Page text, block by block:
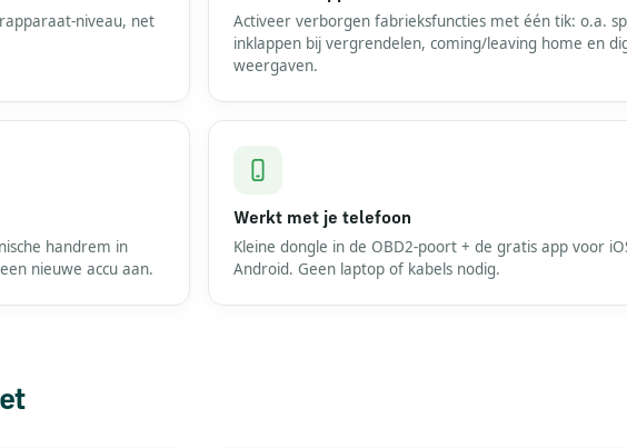
niveau, net
Activeer verborgen fabrieksfuncties met één tik: o.a.
inklappen bij vergrendelen, coming/leaving home en
weergaven.
handrem in
nieuwe accu aan.
Werkt met je telefoon
Kleine dongle in de OBD2-poort + de gratis app voor
Android. Geen laptop of kabels nodig.